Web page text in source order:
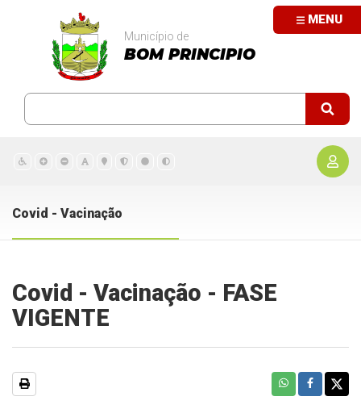
MENU
Município de
BOM PRINCIPIO
Covid - Vacinação
Covid - Vacinação - FASE
VIGENTE